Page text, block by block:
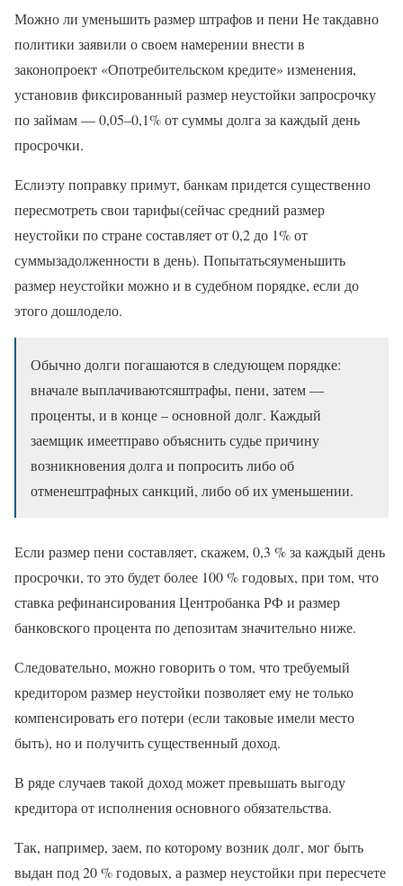
Можно ли уменьшить размер штрафов и пени Не такдавно
политики заявили о своем намерении внести в
законопроект «Опотребительском кредите» изменения,
установив фиксированный размер неустойки запросрочку
по займам — 0,05–0,1% от суммы долга за каждый день
просрочки.
Еслиэту поправку примут, банкам придется существенно
пересмотреть свои тарифы(сейчас средний размер
неустойки по стране составляет от 0,2 до 1% от
суммызадолженности в день). Попытатьсяуменьшить
размер неустойки можно и в судебном порядке, если до
этого дошлодело.
Обычно долги погашаются в следующем порядке:
вначале выплачиваютсяштрафы, пени, затем —
проценты, и в конце – основной долг. Каждый
заемщик имеетправо объяснить судье причину
возникновения долга и попросить либо об
отменештрафных санкций, либо об их уменьшении.
Если размер пени составляет, скажем, 0,3 % за каждый день
просрочки, то это будет более 100 % годовых, при том, что
ставка рефинансирования Центробанка РФ и размер
банковского процента по депозитам значительно ниже.
Следовательно, можно говорить о том, что требуемый
кредитором размер неустойки позволяет ему не только
компенсировать его потери (если таковые имели место
быть), но и получить существенный доход.
В ряде случаев такой доход может превышать выгоду
кредитора от исполнения основного обязательства.
Так, например, заем, по которому возник долг, мог быть
выдан под 20 % годовых, а размер неустойки при пересчете